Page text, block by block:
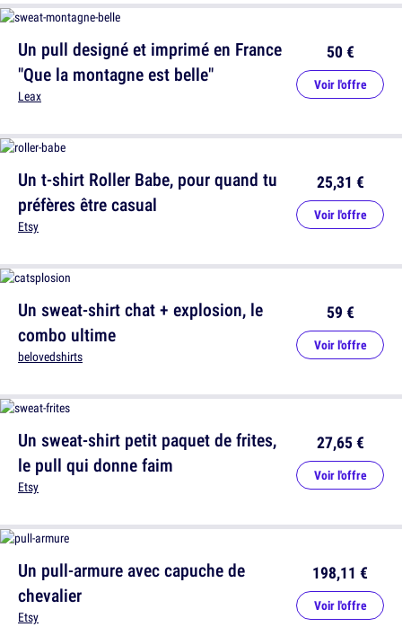
Un pull designé et imprimé en France
"Que la montagne est belle"
Leax
50 €
Voir l'offre
Un sweat-shirt chat + explosion, le
combo ultime
belovedshirts
59 €
Voir l'offre
Un pull-armure avec capuche de
chevalier
Etsy
198,11 €
Voir l'offre
Un t-shirt Roller Babe, pour quand tu
préfères être casual
Etsy
25,31 €
Voir l'offre
Un sweat-shirt petit paquet de frites,
le pull qui donne faim
Etsy
27,65 €
Voir l'offre